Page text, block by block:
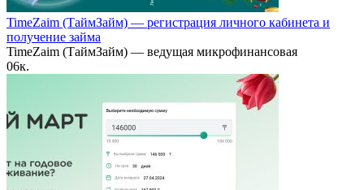
TimeZaim (ТаймЗайм) — регистрация личного кабинета и
получение займа
TimeZaim (ТаймЗайм) — ведущая микрофинансовая
06к.